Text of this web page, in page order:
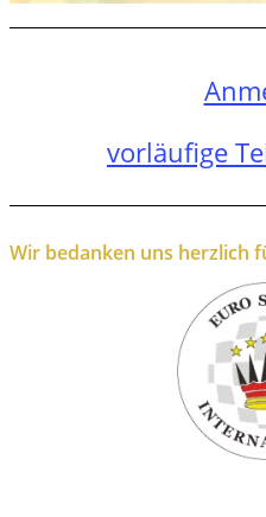
vorläufige
Wir bedanken uns herzlich